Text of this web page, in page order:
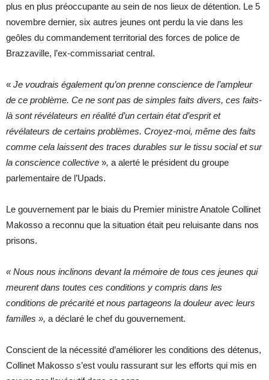
plus en plus préoccupante au sein de nos lieux de détention. Le 5
novembre dernier, six autres jeunes ont perdu la vie dans les
geôles du commandement territorial des forces de police de
Brazzaville, l’ex-commissariat central.
« Je voudrais également qu’on prenne conscience de l’ampleur
de ce problème. Ce ne sont pas de simples faits divers, ces faits-
là sont révélateurs en réalité d’un certain état d’esprit et
révélateurs de certains problèmes. Croyez-moi, même des faits
comme cela laissent des traces durables sur le tissu social et sur
la conscience collective », a alerté le président du groupe
parlementaire de l’Upads.
Le gouvernement par le biais du Premier ministre Anatole Collinet
Makosso a reconnu que la situation était peu reluisante dans nos
prisons.
« Nous nous inclinons devant la mémoire de tous ces jeunes qui
meurent dans toutes ces conditions y compris dans les
conditions de précarité et nous partageons la douleur avec leurs
familles », a déclaré le chef du gouvernement.
Conscient de la nécessité d’améliorer les conditions des détenus,
Collinet Makosso s’est voulu rassurant sur les efforts qui mis en